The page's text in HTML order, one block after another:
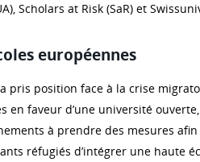
Scholars at Risk (SaR) et
européennes
a pris position face à la crise
en faveur d’une université
à prendre des mesures
réfugiés d’intégrer une haute